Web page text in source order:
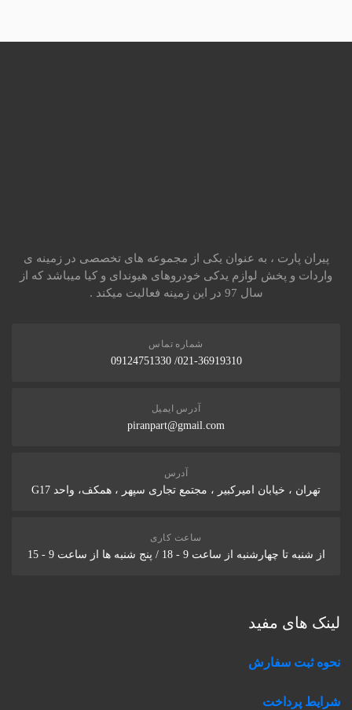
پیران پارت ، به عنوان یکی از مجموعه های تخصصی در زمینه ی
واردات و پخش لوازم یدکی خودروهای هیوندای و کیا میباشد که از
سال 97 در این زمینه فعالیت میکند .
شماره تماس
021-36919310/ 09124751330
آدرس ایمیل
piranpart@gmail.com
آدرس
تهران ، خیابان امیرکبیر ، مجتمع تجاری سپهر ، همکف، واحد G17
ساعت کاری
از شنبه تا چهارشنبه از ساعت 9 - 18 / پنج شنبه ها از ساعت 9 - 15
لینک های مفید
نحوه ثبت سفارش
شرایط پرداخت